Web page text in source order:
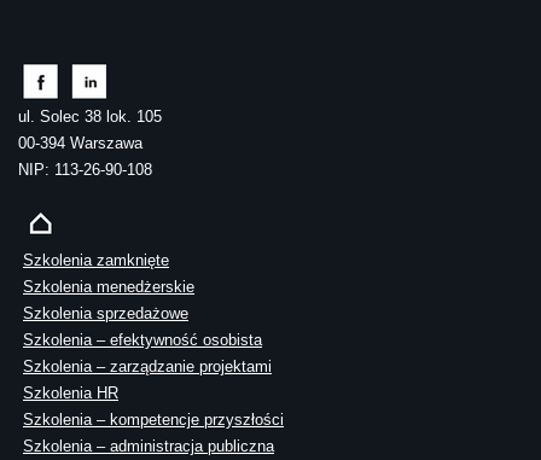
ul. Solec 38 lok. 105
00-394 Warszawa
NIP: 113-26-90-108
Szkolenia zamknięte
Szkolenia menedżerskie
Szkolenia sprzedażowe
Szkolenia – efektywność osobista
Szkolenia – zarządzanie projektami
Szkolenia HR
Szkolenia – kompetencje przyszłości
Szkolenia – administracja publiczna